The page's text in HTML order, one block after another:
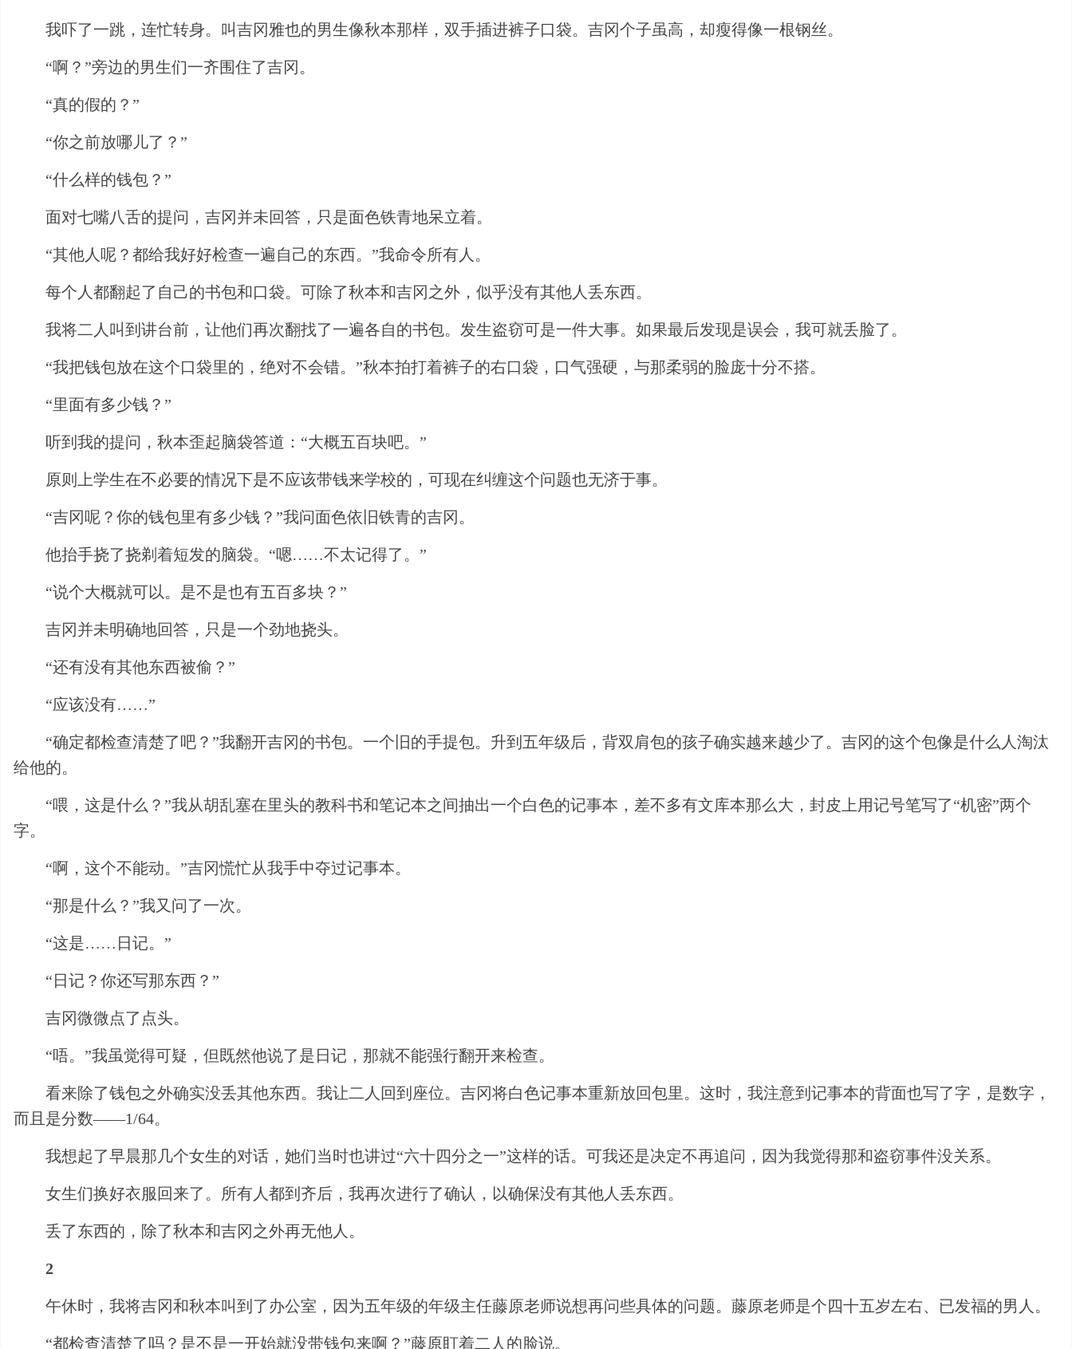
我吓了一跳，连忙转身。叫吉冈雅也的男生像秋本那样，双手插进裤子口袋。吉冈个子虽高，却瘦得像一根钢丝。
“啊？”旁边的男生们一齐围住了吉冈。
“真的假的？”
“你之前放哪儿了？”
“什么样的钱包？”
面对七嘴八舌的提问，吉冈并未回答，只是面色铁青地呆立着。
“其他人呢？都给我好好检查一遍自己的东西。”我命令所有人。
每个人都翻起了自己的书包和口袋。可除了秋本和吉冈之外，似乎没有其他人丢东西。
我将二人叫到讲台前，让他们再次翻找了一遍各自的书包。发生盗窃可是一件大事。如果最后发现是误会，我可就丢脸了。
“我把钱包放在这个口袋里的，绝对不会错。”秋本拍打着裤子的右口袋，口气强硬，与那柔弱的脸庞十分不搭。
“里面有多少钱？”
听到我的提问，秋本歪起脑袋答道：“大概五百块吧。”
原则上学生在不必要的情况下是不应该带钱来学校的，可现在纠缠这个问题也无济于事。
“吉冈呢？你的钱包里有多少钱？”我问面色依旧铁青的吉冈。
他抬手挠了挠剃着短发的脑袋。“嗯……不太记得了。”
“说个大概就可以。是不是也有五百多块？”
吉冈并未明确地回答，只是一个劲地挠头。
“还有没有其他东西被偷？”
“应该没有……”
“确定都检查清楚了吧？”我翻开吉冈的书包。一个旧的手提包。升到五年级后，背双肩包的孩子确实越来越少了。吉冈的这个包像是什么人淘汰
给他的。
“喂，这是什么？”我从胡乱塞在里头的教科书和笔记本之间抽出一个白色的记事本，差不多有文库本那么大，封皮上用记号笔写了“机密”两个
字。
“啊，这个不能动。”吉冈慌忙从我手中夺过记事本。
“那是什么？”我又问了一次。
“这是……日记。”
“日记？你还写那东西？”
吉冈微微点了点头。
“唔。”我虽觉得可疑，但既然他说了是日记，那就不能强行翻开来检查。
看来除了钱包之外确实没丢其他东西。我让二人回到座位。吉冈将白色记事本重新放回包里。这时，我注意到记事本的背面也写了字，是数字，
而且是分数——1/64。
我想起了早晨那几个女生的对话，她们当时也讲过“六十四分之一”这样的话。可我还是决定不再追问，因为我觉得那和盗窃事件没关系。
女生们换好衣服回来了。所有人都到齐后，我再次进行了确认，以确保没有其他人丢东西。
丢了东西的，除了秋本和吉冈之外再无他人。
2
午休时，我将吉冈和秋本叫到了办公室，因为五年级的年级主任藤原老师说想再问些具体的问题。藤原老师是个四十五岁左右、已发福的男人。
“都检查清楚了吗？是不是一开始就没带钱包来啊？”藤原盯着二人的脸说。